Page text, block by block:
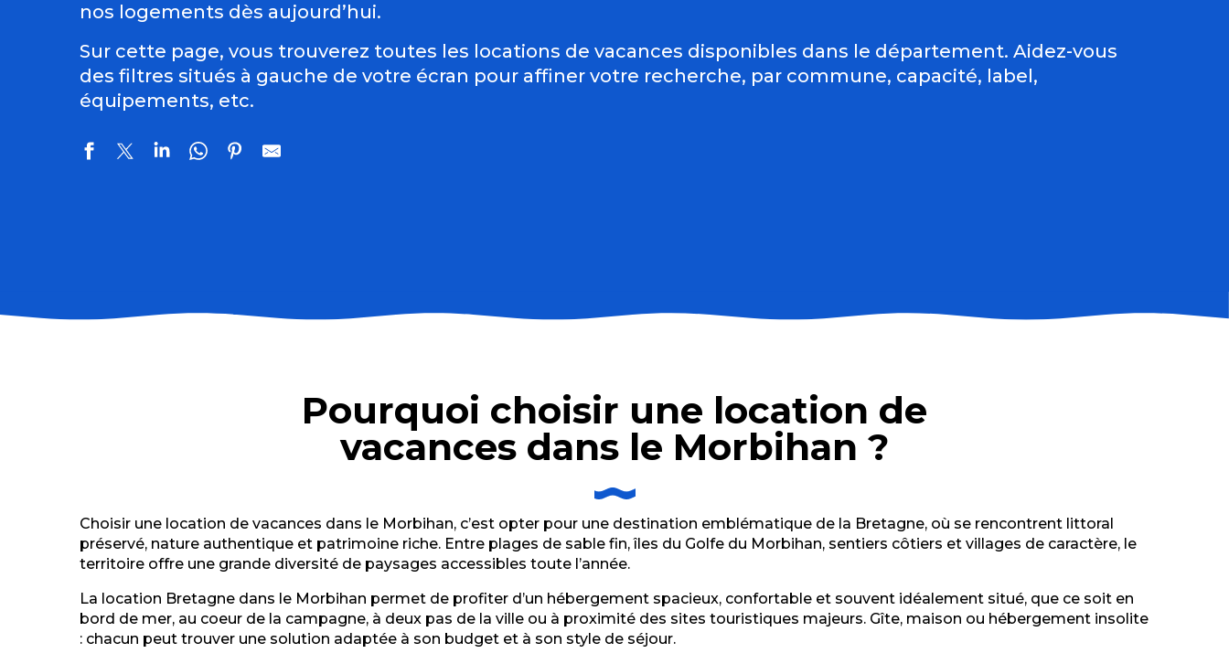
nos logements dès aujourd’hui.
Sur cette page, vous trouverez toutes les locations de vacances disponibles dans le département. Aidez-vous
des filtres situés à gauche de votre écran pour affiner votre recherche, par commune, capacité, label,
équipements, etc.
Agence des druides - Location de vacances Carnac - Studio + Cabine fermée, 1er étage, 28,5m² Balcon 2 couchages - réf. C12222
La longère de Kerguzul
L'Appart' Désirade
L'Annexe - Studios Hôtel Le Rohan
Pourquoi choisir une location de
vacances dans le Morbihan ?
Choisir une location de vacances dans le Morbihan, c’est opter pour une destination emblématique de la Bretagne, où se rencontrent littoral
préservé, nature authentique et patrimoine riche. Entre plages de sable fin, îles du Golfe du Morbihan, sentiers côtiers et villages de caractère, le
territoire offre une grande diversité de paysages accessibles toute l’année.
La location Bretagne dans le Morbihan permet de profiter d’un hébergement spacieux, confortable et souvent idéalement situé, que ce soit en
bord de mer, au coeur de la campagne, à deux pas de la ville ou à proximité des sites touristiques majeurs. Gîte, maison ou hébergement insolite
: chacun peut trouver une solution adaptée à son budget et à son style de séjour.